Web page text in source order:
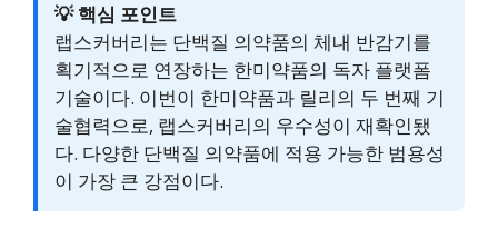
💡 핵심 포인트
랩스커버리는 단백질 의약품의 체내 반감기를
획기적으로 연장하는 한미약품의 독자 플랫폼
기술이다. 이번이 한미약품과 릴리의 두 번째 기
술협력으로, 랩스커버리의 우수성이 재확인됐
다. 다양한 단백질 의약품에 적용 가능한 범용성
이 가장 큰 강점이다.